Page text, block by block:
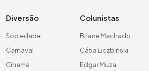
Diversão
Sociedade
Carnaval
Cinema
Colunistas
Briane Machado
Cátia Liczbinski
Edgar Muza